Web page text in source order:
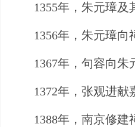
1355年，朱元璋及
1356年，朱元璋向
1367年，句容向朱
1372年，张观进献
1388年，南京修建